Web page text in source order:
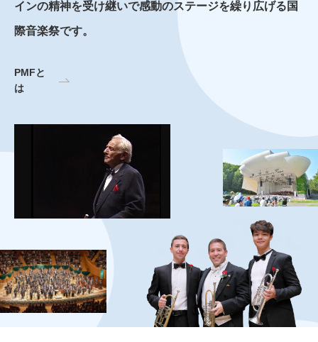
インの精神を受け継いで感動のステージを繰り広げる国
際音楽祭です。
PMFと
は